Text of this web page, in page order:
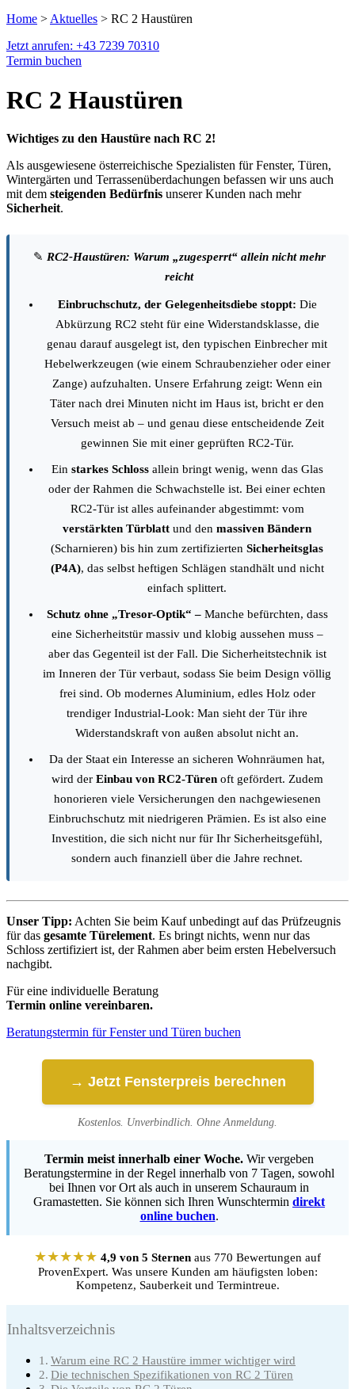
Home > Aktuelles > RC 2 Haustüren
Jetzt anrufen: +43 7239 70310
Termin buchen
RC 2 Haustüren
Wichtiges zu den Haustüre nach RC 2!
Als ausgewiesene österreichische Spezialisten für Fenster, Türen,
Wintergärten und Terrassenüberdachungen befassen wir uns auch
mit dem steigenden Bedürfnis unserer Kunden nach mehr
Sicherheit.
✎ RC2-Haustüren: Warum „zugesperrt“ allein nicht mehr
reicht
Einbruchschutz, der Gelegenheitsdiebe stoppt: Die
Abkürzung RC2 steht für eine Widerstandsklasse, die
genau darauf ausgelegt ist, den typischen Einbrecher mit
Hebelwerkzeugen (wie einem Schraubenzieher oder einer
Zange) aufzuhalten. Unsere Erfahrung zeigt: Wenn ein
Täter nach drei Minuten nicht im Haus ist, bricht er den
Versuch meist ab – und genau diese entscheidende Zeit
gewinnen Sie mit einer geprüften RC2-Tür.
Ein starkes Schlossallein bringt wenig, wenn das Glas
oder der Rahmen die Schwachstelle ist. Bei einer echten
RC2-Tür ist alles aufeinander abgestimmt: vom
verstärkten Türblatt und den massiven Bändern
(Scharnieren) bis hin zum zertifizierten Sicherheitsglas
(P4A), das selbst heftigen Schlägen standhält und nicht
einfach splittert.
Schutz ohne „Tresor-Optik“ –Manche befürchten, dass
eine Sicherheitstür massiv und klobig aussehen muss –
aber das Gegenteil ist der Fall. Die Sicherheitstechnik ist
im Inneren der Tür verbaut, sodass Sie beim Design völlig
frei sind. Ob modernes Aluminium, edles Holz oder
trendiger Industrial-Look: Man sieht der Tür ihre
Widerstandskraft von außen absolut nicht an.
Da der Staat ein Interesse an sicheren Wohnräumen hat,
wird der Einbau von RC2-Türenoft gefördert. Zudem
honorieren viele Versicherungen den nachgewiesenen
Einbruchschutz mit niedrigeren Prämien. Es ist also eine
Investition, die sich nicht nur für Ihr Sicherheitsgefühl,
sondern auch finanziell über die Jahre rechnet.
Unser Tipp: Achten Sie beim Kauf unbedingt auf das Prüfzeugnis
für das gesamte Türelement. Es bringt nichts, wenn nur das
Schloss zertifiziert ist, der Rahmen aber beim ersten Hebelversuch
nachgibt.
Für eine individuelle Beratung
Termin online vereinbaren.
Beratungstermin für Fenster und Türen buchen
→ Jetzt Fensterpreis berechnen
Kostenlos. Unverbindlich. Ohne Anmeldung.
Termin meist innerhalb einer Woche. Wir vergeben
Beratungstermine in der Regel innerhalb von 7 Tagen, sowohl
bei Ihnen vor Ort als auch in unserem Schauraum in
Gramastetten. Sie können sich Ihren Wunschtermin direkt
online buchen.
★★★★★ 4,9 von 5 Sternen aus 770 Bewertungen auf
ProvenExpert. Was unsere Kunden am häufigsten loben:
Kompetenz, Sauberkeit und Termintreue.
Inhaltsverzeichnis
Warum eine RC 2 Haustüre immer wichtiger wird
Die technischen Spezifikationen von RC 2 Türen